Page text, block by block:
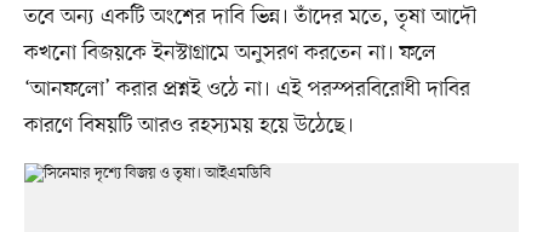
তবে অন্য একটি অংশের দাবি ভিন্ন। তাঁদের মতে, তৃষা আদৌ
কখনো বিজয়কে ইনস্টাগ্রামে অনুসরণ করতেন না। ফলে
‘আনফলো’ করার প্রশ্নই ওঠে না। এই পরস্পরবিরোধী দাবির
কারণে বিষয়টি আরও রহস্যময় হয়ে উঠেছে।